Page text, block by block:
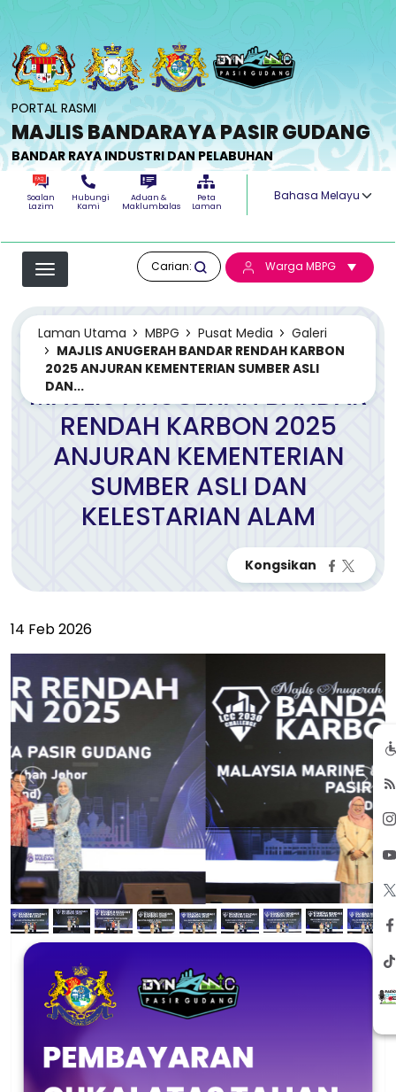
PORTAL RASMI
MAJLIS BANDARAYA PASIR GUDANG
BANDAR RAYA INDUSTRI DAN PELABUHAN
Soalan
Lazim
Hubungi
Kami
Aduan &
Maklumbalas
Peta
Laman
Select your
Carian: Warga MBPG
Laman Utama MBPG Pusat Media
Galeri
MAJLIS ANUGERAH BANDAR RENDAH KARBON
2025 ANJURAN KEMENTERIAN SUMBER ASLI
DAN...
MAJLIS ANUGERAH BANDAR
RENDAH KARBON 2025
ANJURAN KEMENTERIAN
SUMBER ASLI DAN
KELESTARIAN ALAM
14 Feb 2026